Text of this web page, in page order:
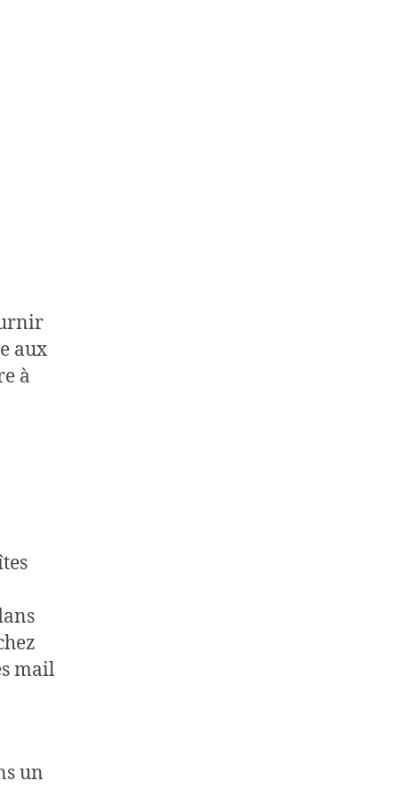
aux
à
mail
un